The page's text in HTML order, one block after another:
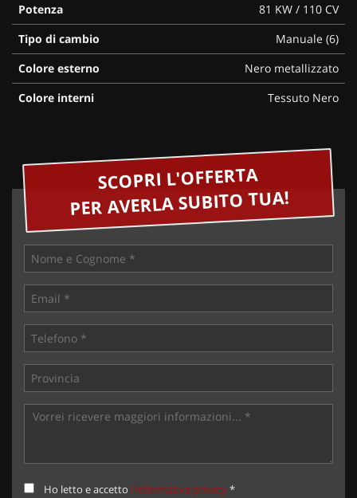
Potenza
81 KW / 110 CV
Tipo di cambio
Manuale (6)
Colore esterno
Nero metallizzato
Colore interni
Tessuto Nero
SCOPRI L'OFFERTA
PER AVERLA SUBITO TUA!
Ho letto e accetto l'informativa privacy*